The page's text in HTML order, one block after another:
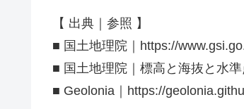
【 出典｜参照 】
■ 国土地理院｜https://
■ 国土地理院｜標高と海抜と水
■ Geolonia｜https://